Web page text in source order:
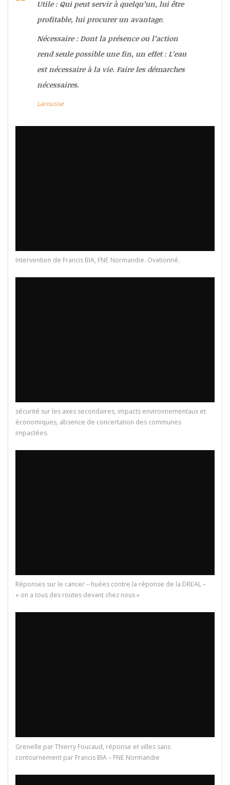
Utile : Qui peut servir à quelqu’un, lui être
profitable, lui procurer un avantage.
Nécessaire : Dont la présence ou l’action
rend seule possible une fin, un effet : L’eau
est nécessaire à la vie. Faire les démarches
nécessaires.
Larousse
Intervention de Francis BIA, FNE Normandie. Ovationné.
sécurité sur les axes secondaires, impacts environnementaux et
économiques, absence de concertation des communes
impactées.
Réponses sur le cancer – huées contre la réponse de la DREAL –
« on a tous des routes devant chez nous »
Grenelle par Thierry Foucaud, réponse et villes sans
contournement par Francis BIA – FNE Normandie